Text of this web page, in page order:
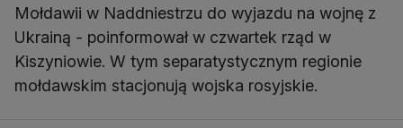
Mołdawii w Naddniestrzu do wyjazdu na wojnę z
Ukrainą - poinformował w czwartek rząd w
Kiszyniowie. W tym separatystycznym regionie
mołdawskim stacjonują wojska rosyjskie.